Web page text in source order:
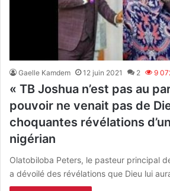
Gaelle Kamdem 12 juin 2021 2 9
« TB Joshua n’est pas au
pouvoir ne venait pas de
choquantes révélations
nigérian
Olatobiloba Peters, le pasteur principal
a dévoilé des révélations que Dieu lui